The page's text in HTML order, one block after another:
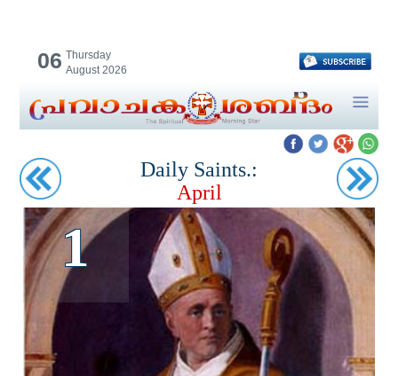
06 Thursday
August 2026
Daily Saints.:
April
1